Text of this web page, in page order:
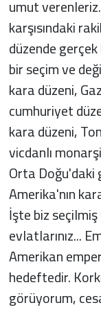
umut
karşısındaki
düzende
bir seçim ve
kara düzeni,
cumhuriyet
kara düzeni,
vicdanlı
Orta Doğu'daki
Amerika'nın
İşte biz
evlatlarınız...
Amerikan
hedeftedir.
görüyorum,